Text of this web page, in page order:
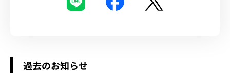
過去のお知らせ